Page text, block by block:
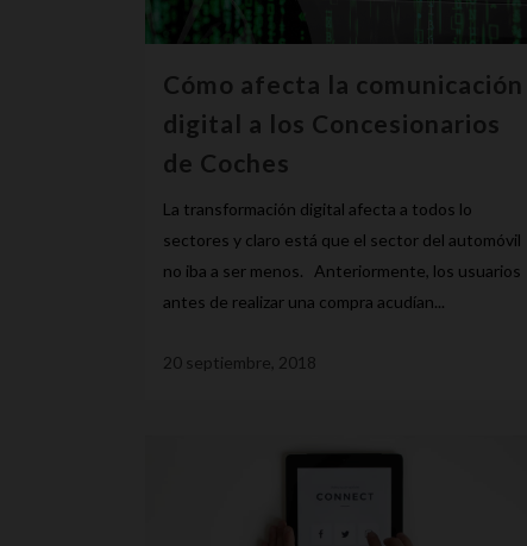
Cómo afecta la comunicación
digital a los Concesionarios
de Coches
La transformación digital afecta a todos lo
sectores y claro está que el sector del automóvil
no iba a ser menos. Anteriormente, los usuarios
antes de realizar una compra acudían...
20 septiembre, 2018